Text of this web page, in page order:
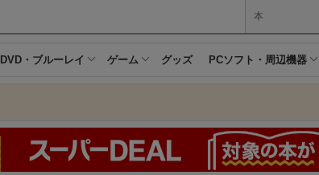
本
DVD・ブルーレイ ゲーム グッズ PCソフト・周辺機器